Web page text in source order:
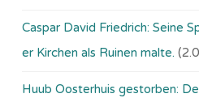
Caspar David Friedrich: Seine
er Kirchen als Ruinen malte.
Huub Oosterhuis gestorben: